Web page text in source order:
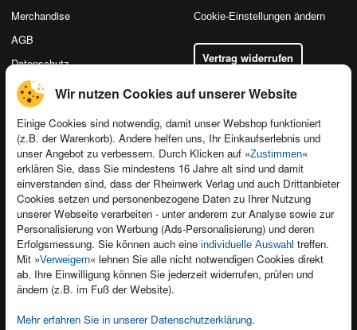
Wir nutzen Cookies auf unserer Website
Einige Cookies sind notwendig, damit unser Webshop funktioniert
(z.B. der Warenkorb). Andere helfen uns, Ihr Einkaufserlebnis und
unser Angebot zu verbessern. Durch Klicken auf »Zustimmen«
erklären Sie, dass Sie mindestens 16 Jahre alt sind und damit
einverstanden sind, dass der Rheinwerk Verlag und auch Drittanbieter
Cookies setzen und personenbezogene Daten zu Ihrer Nutzung
unserer Webseite verarbeiten - unter anderem zur Analyse sowie zur
Personalisierung von Werbung (Ads-Personalisierung) und deren
Erfolgsmessung. Sie können auch eine individuelle Auswahl treffen.
Mit »Verweigern« lehnen Sie alle nicht notwendigen Cookies direkt
ab. Ihre Einwilligung können Sie jederzeit widerrufen, prüfen und
ändern (z.B. im Fuß der Website).
Mehr erfahren Sie in unserer Datenschutzerklärung.
Kontakt
Newsletter
Für Unternehmen
Presseservice
Dozentenservice
Produktfeedback
Foreign Rights
Ein Buch schreiben
Merchandise
AGB
Datenschutz
Cookie-Einstellungen ändern
Vertrag widerrufen
Kundenservice